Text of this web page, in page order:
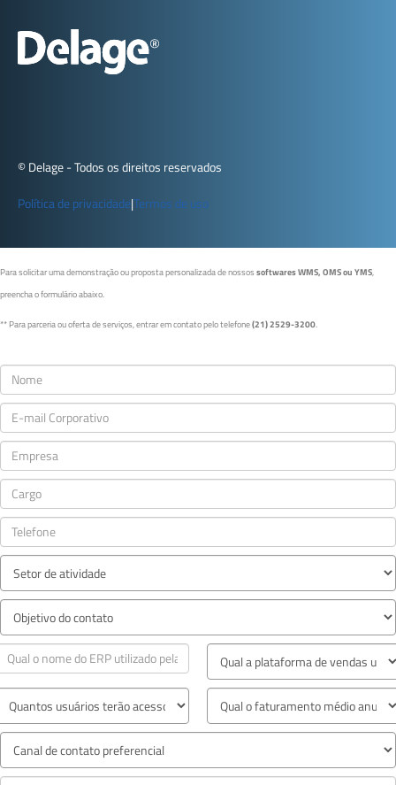
© Delage - Todos os direitos reservados
Política de privacidade|Termos de uso
Para solicitar uma demonstração ou proposta personalizada de nossossoftwares WMS, OMS ou YMS,
preencha o formulário abaixo.
** Para parceria ou oferta de serviços, entrar em contato pelo telefone(21) 2529-3200.